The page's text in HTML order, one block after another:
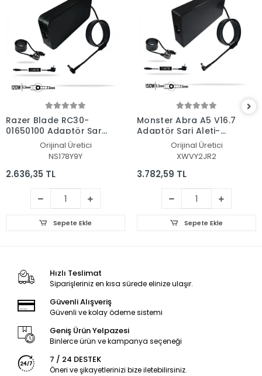
Razer Blade RC30-
01650100 Adaptör Şarj
Aleti-CihazıOrijinal Üretici
NS178Y9Y
2.636,35 TL
Sepete Ekle
Monster Abra A5 V16.7
Adaptör Şarj Aleti-
Orijinal Üretici
XWVY2JR2
3.782,59 TL
Sepete Ekle
Hızlı Teslimat
Siparişleriniz en kısa sürede elinize ulaşır.
Güvenli Alışveriş
Güvenli ve kolay ödeme sistemi
Geniş Ürün Yelpazesi
Binlerce ürün ve kampanya seçeneği
7 / 24 DESTEK
Öneri ve şikayetlerinizi bize iletebilirsiniz.